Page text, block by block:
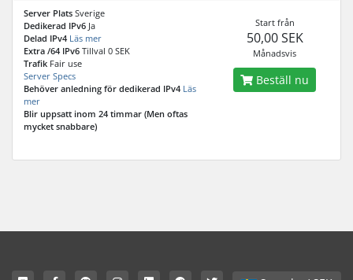
Server Plats Sverige
Dedikerad IPv6 Ja
Delad IPv4 Läs mer
Extra /64 IPv6 Tillval 0 SEK
Trafik Fair use
Server Specs
Behöver anledning för dedikerad IPv4 Läs
mer
Blir uppsatt inom 24 timmar (Men oftas
mycket snabbare)
Start från
50,00 SEK
Månadsvis
Beställ nu